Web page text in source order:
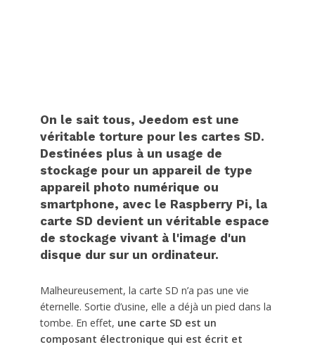
On le sait tous, Jeedom est une
véritable torture pour les cartes SD.
Destinées plus à un usage de
stockage pour un appareil de type
appareil photo numérique ou
smartphone, avec le Raspberry Pi, la
carte SD devient un véritable espace
de stockage vivant à l'image d'un
disque dur sur un ordinateur.
Malheureusement, la carte SD n’a pas une vie
éternelle. Sortie d’usine, elle a déjà un pied dans la
tombe. En effet, une carte SD est un
composant électronique qui est écrit et